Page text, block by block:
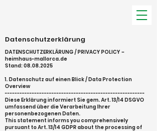
Datenschutzerklärung
DATENSCHUTZERKLÄRUNG / PRIVACY POLICY –
heimhaus-mallorca.de
Stand: 08.08.2025
1. Datenschutz auf einen Blick / Data Protection
Overview
---------------------------------------------------------
Diese Erklärung informiert Sie gem. Art. 13/14 DSGVO
umfassend über die Verarbeitung Ihrer
personenbezogenen Daten.
This statement informs you comprehensively
pursuant to Art. 13/14 GDPR about the processing of